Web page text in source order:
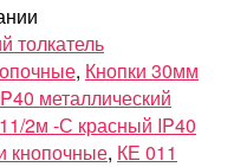
толкатель
, Кнопки 30мм
металлический
2м -С красный IP40
кнопочные, КЕ 011